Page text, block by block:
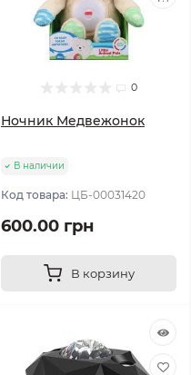
0
Ночник Медвежонок
В наличии
Код товара: ЦБ-00031420
600.00 грн
В корзину